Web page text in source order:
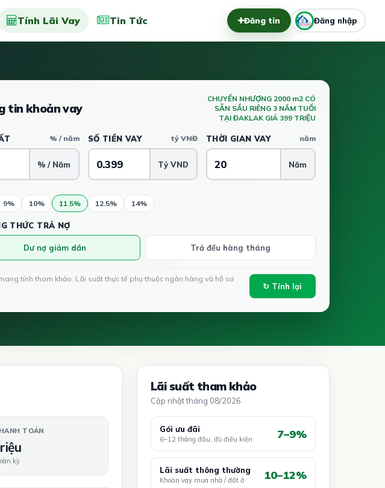
Tính Lãi Vay Tin Tức Đăng tin Đăng nhập
tin khoản vay
CHUYỂN NHƯỢNG 2000 m2 CÓ
SẴN SẦU RIÊNG 3 NĂM TUỔI
TẠI ĐAKLAK GIÁ 399 TRIỆU
% / năm
% / Năm
SỐ TIỀN VAY tỷ VNĐ
Tỷ VND
THỜI GIAN VAY năm
Năm
9% 10% 11.5% 12.5% 14%
THỨC TRẢ NỢ
Dư nợ giảm dần Trả đều hàng tháng
tính tham khảo. Lãi suất thực tế phụ thuộc ngân hàng và hồ sơ
↻ Tính lại
TOÁN
kỳ
Lãi suất tham khảo
Cập nhật tháng 08/2026
Gói ưu đãi
6–12 tháng đầu, đủ điều kiện 7–9%
Lãi suất thông thường
Khoản vay mua nhà / đất ở 10–12%